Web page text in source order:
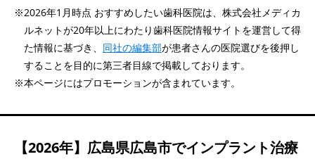
トリプルエープラスデンタルクリニック PR
えみたす歯科・矯正歯科
プロソデンタルクリニック PR
医療法人青心会 こころ歯科クリニック
※2026年1月時点 おすすめしたい歯科医院は、株式会社メディカ
ルネットが20年以上にわたり歯科医院情報サイトを運営して得
た情報に基づき、 同社の編集部が患者さんの医院選びを後押し
することを目的に第三者目線で掲載しております。
※本ページにはプロモーションが含まれています。
【2026年】 広島県広島市でインプラント治療